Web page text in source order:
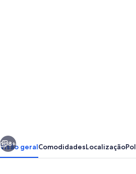
private
chalets
Próximo
8+
Visão geralComodidadesLocalização